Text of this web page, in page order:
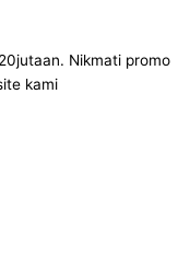
Nikmati promo
kami